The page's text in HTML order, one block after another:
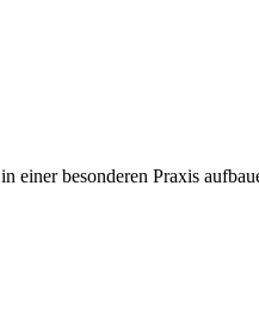
besonderen Praxis